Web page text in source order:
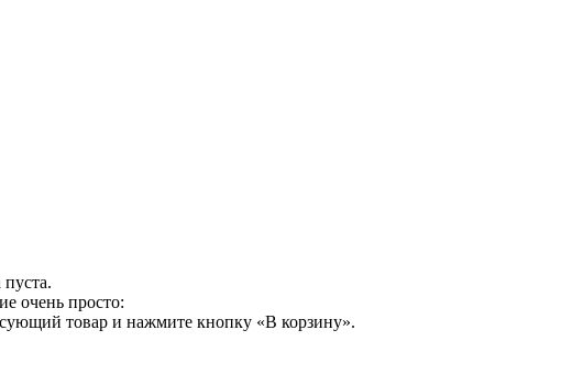
очень просто:
товар и нажмите кнопку «В корзину».